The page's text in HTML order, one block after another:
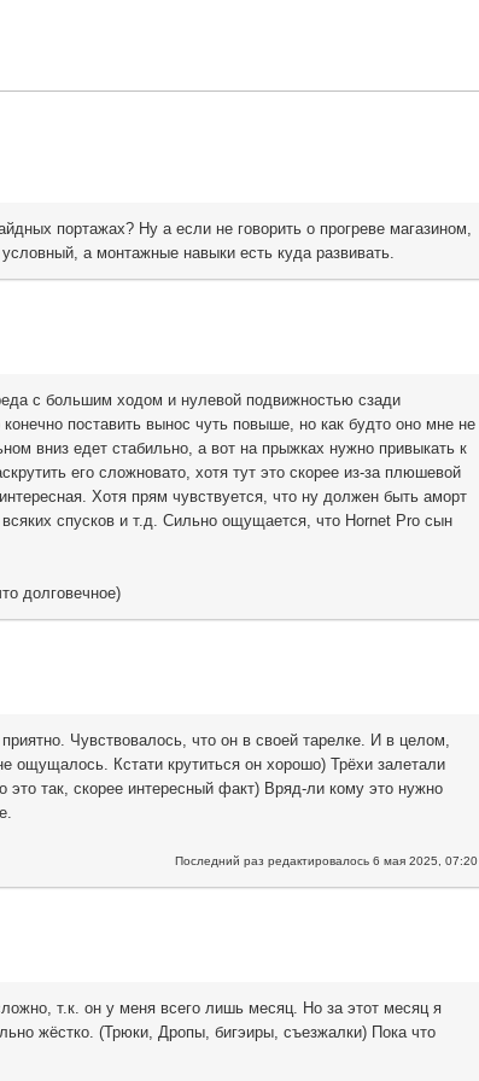
портажах? Ну а если не говорить о прогреве магазином,
а монтажные навыки есть куда развивать.
с большим ходом и нулевой подвижностью сзади
поставить вынос чуть повыше, но как будто оно мне не
вниз едет стабильно, а вот на прыжках нужно привыкать к
его сложновато, хотя тут это скорее из-за плюшевой
Хотя прям чувствуется, что ну должен быть аморт
спусков и т.д. Сильно ощущается, что Hornet Pro сын
долговечное)
Чувствовалось, что он в своей тарелке. И в целом,
ощущалось. Кстати крутиться он хорошо) Трёхи залетали
так, скорее интересный факт) Вряд-ли кому это нужно
Последний раз редактировалось6 мая 2025, 07:20
т.к. он у меня всего лишь месяц. Но за этот месяц я
жёстко. (Трюки, Дропы, бигэиры, съезжалки) Пока что